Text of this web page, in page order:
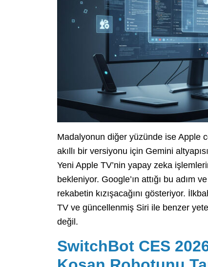
Madalyonun diğer yüzünde ise Apple
akıllı bir versiyonu için Gemini
Yeni Apple TV’nin yapay zeka
bekleniyor. Google’ın attığı bu adım
rekabetin kızışacağını gösteriyor.
TV ve güncellenmiş Siri ile benzer
değil.
SwitchBot CES